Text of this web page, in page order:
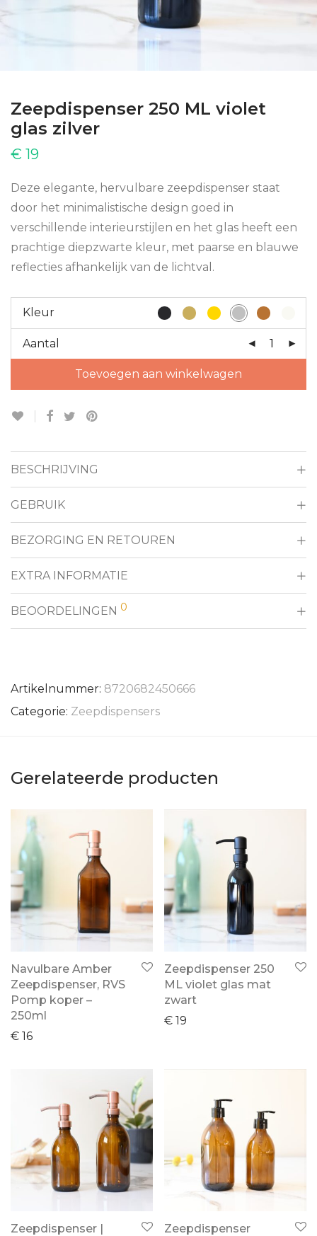
Zeepdispenser 250 ML violet
glas zilver
€ 19
Deze elegante, hervulbare zeepdispenser staat
door het minimalistische design goed in
verschillende interieurstijlen en het glas heeft een
prachtige diepzwarte kleur, met paarse en blauwe
reflecties afhankelijk van de lichtval.
Kleur
Aantal
Toevoegen aan winkelwagen
BESCHRIJVING
GEBRUIK
BEZORGING EN RETOUREN
EXTRA INFORMATIE
BEOORDELINGEN 0
Artikelnummer: 8720682450666
Categorie: Zeepdispensers
Gerelateerde producten
Navulbare Amber
Zeepdispenser, RVS
Pomp koper –
250ml
€ 16
Zeepdispenser 250
ML violet glas mat
zwart
€ 19
Zeepdispenser |
Zeepdispenser